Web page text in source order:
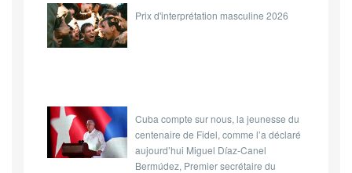
Prix d'interprétation masculine 2026
Cuba compte sur nous, la jeunesse du
centenaire de Fidel, comme l’a déclaré
aujourd’hui Miguel Díaz-Canel
Bermúdez, Premier secrétaire du